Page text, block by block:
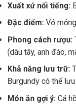
Xuất xứ nổi tiếng:
Đặc điểm: Vỏ
Phong cách rượu:
(dâu tây, anh đào,
Khả năng lưu trữ:
Burgundy có thể
Món ăn gợi ý: Cá